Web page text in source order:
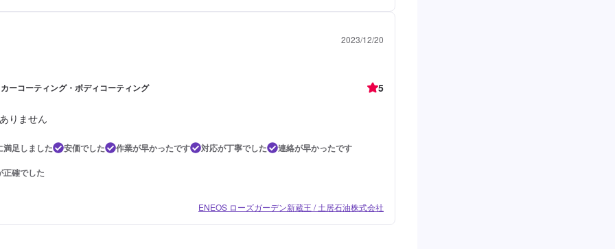
2023/12/20
ーコーティング・ボディコーティング 5
りません
満足しました 安価でした 作業が早かったです 対応が丁寧でした
連絡が早かったです
正確でした
ENEOS ローズガーデン新蔵王 / 土居石油株式会社